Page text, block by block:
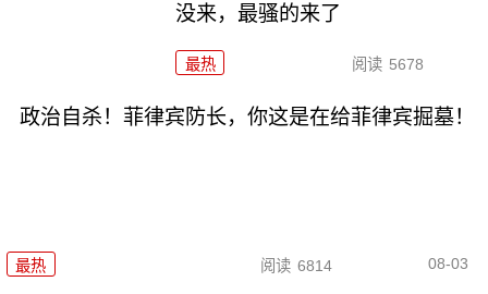
没来，最骚的来了
最热 阅读 5678
政治自杀！菲律宾防长，你这是在给菲律宾掘墓！
最热 阅读 6814 08-03